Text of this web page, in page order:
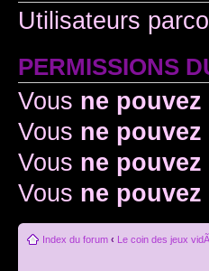
Utilisateurs
PERMISSIONS
Vous ne pouvez
Vous ne pouvez
Vous ne pouvez
Vous ne pouvez
Index du forum ‹ Le coin des jeux